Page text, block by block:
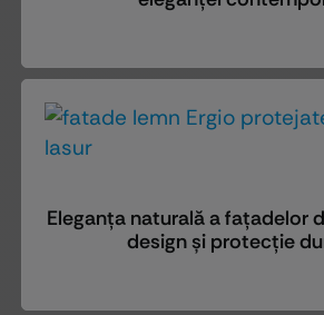
Eleganța naturală a fațadelor
design și protecție